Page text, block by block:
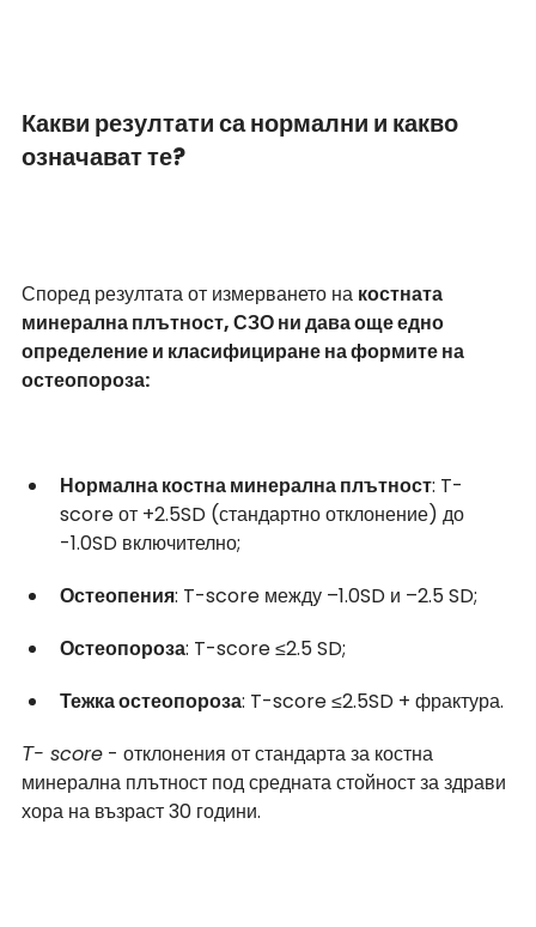
Какви резултати са нормални и какво
означават те?
Според резултата от измерването на костната
минерална плътност, СЗО ни дава още едно
определение и класифициране на формите на
остеопороза:
Нормална костна минерална плътност: T-
score от +2.5SD (стандартно отклонение) до
-1.0SD включително;
Остеопения: T-score между –1.0SD и –2.5 SD;
Остеопороза: T-score ≤2.5 SD;
Тежка остеопороза: T-score ≤2.5SD + фрактура.
Т- score - отклонения от стандарта за костна
минерална плътност под средната стойност за здрави
хора на възраст 30 години.